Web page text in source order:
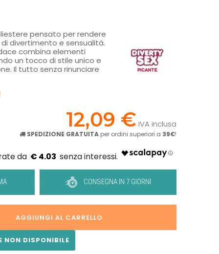
pensato per rendere
divertimento e sensualità.
combina elementi
un tocco di stile unico e
Il tutto senza rinunciare
12,09 € IVA inclusa
SPEDIZIONE GRATUITA per ordini superiori a 39€!
€ 4.03
CONSEGNA IN 7 GIORNI
AGGIUNGI AL CARRELLO
NON DISPONIBILE